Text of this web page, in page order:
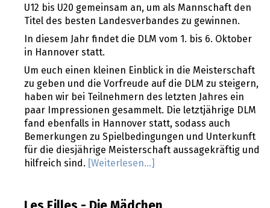
U12 bis U20 gemeinsam an, um als Mannschaft den
Titel des besten Landesverbandes zu gewinnen.
In diesem Jahr findet die DLM vom 1. bis 6. Oktober
in Hannover statt.
Um euch einen kleinen Einblick in die Meisterschaft
zu geben und die Vorfreude auf die DLM zu steigern,
haben wir bei Teilnehmern des letzten Jahres ein
paar Impressionen gesammelt. Die letztjährige DLM
fand ebenfalls in Hannover statt, sodass auch
Bemerkungen zu Spielbedingungen und Unterkunft
für die diesjährige Meisterschaft aussagekräftig und
hilfreich sind.
[Weiterlesen...]